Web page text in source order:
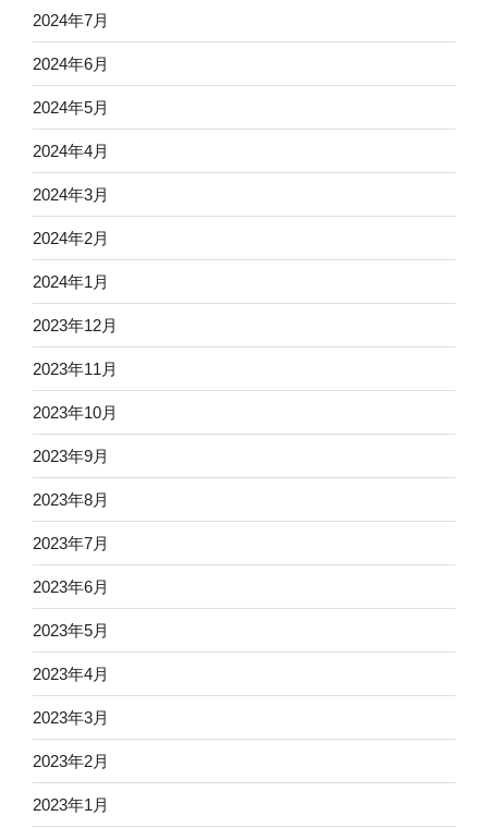
2024年7月
2024年6月
2024年5月
2024年4月
2024年3月
2024年2月
2024年1月
2023年12月
2023年11月
2023年10月
2023年9月
2023年8月
2023年7月
2023年6月
2023年5月
2023年4月
2023年3月
2023年2月
2023年1月